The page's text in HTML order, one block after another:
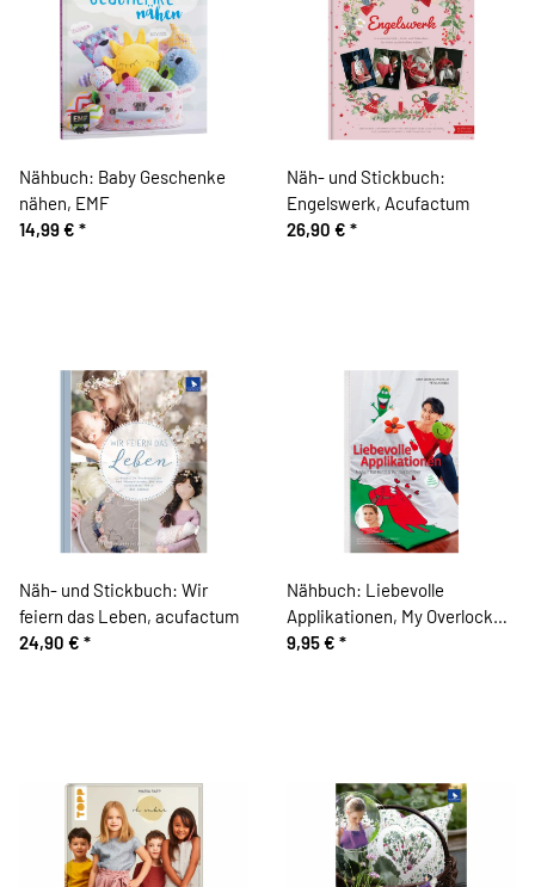
Nähbuch: Baby Geschenke
nähen, EMF
14,99 € *
Näh- und Stickbuch:
Engelswerk, Acufactum
26,90 € *
Näh- und Stickbuch: Wir
feiern das Leben, acufactum
24,90 € *
Nähbuch: Liebevolle
Applikationen, My Overlock
Verlag
9,95 € *